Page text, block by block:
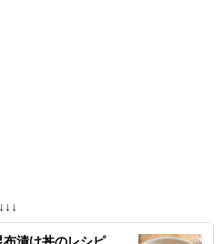
漬け丼のレシピ。